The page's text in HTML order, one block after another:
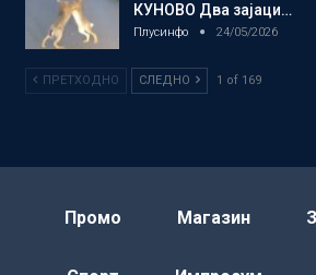
КУНОВО Два зајаци…
Плусинфо 24/05/2026
ПРЕТХОДНО СЛЕДНО 1 of 169
Промо Магазин